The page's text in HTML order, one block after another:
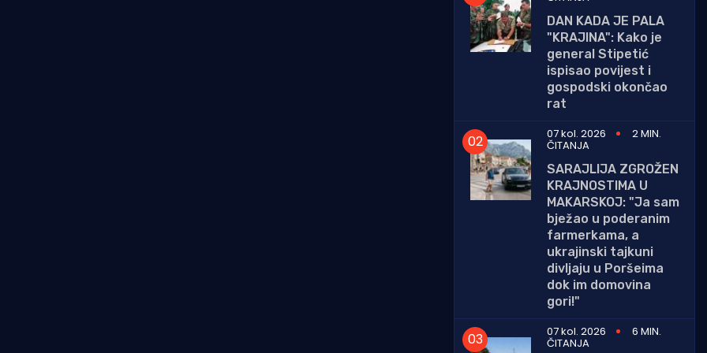
DAN KADA JE PALA
"KRAJINA": Kako je
general Stipetić
ispisao povijest i
gospodski okončao
rat
07 kol. 2026
2 MIN.
ČITANJA
SARAJLIJA ZGROŽEN
KRAJNOSTIMA U
MAKARSKOJ: "Ja sam
bježao u poderanim
farmerkama, a
ukrajinski tajkuni
divljaju u Poršeima
dok im domovina
gori!"
07 kol. 2026
6 MIN.
ČITANJA